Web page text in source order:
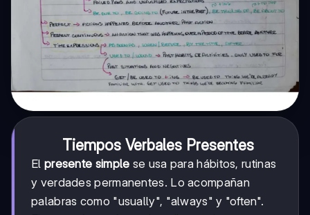
Tiempos Verbales Presentes
El presente simple se usa para hábitos, rutinas
y verdades permanentes. Lo acompañan
palabras como "usually", "always" y "often".